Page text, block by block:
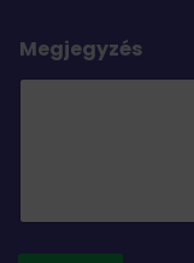
Megjegyzés